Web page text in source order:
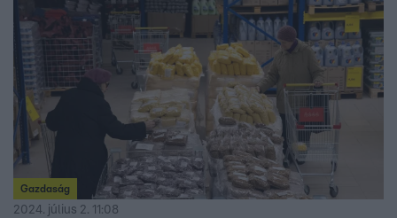
Gazdaság
2024. július 2. 11:08